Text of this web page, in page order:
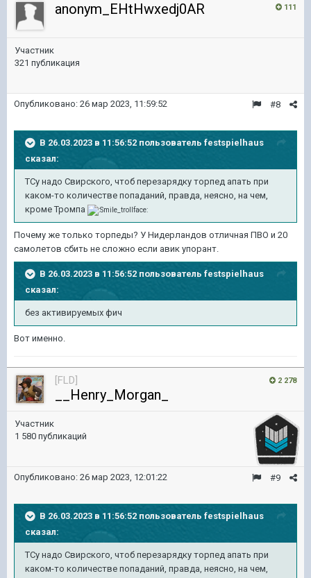
111
anonym_EHtHwxedj0AR
Участник
321 публикация
#8
Опубликовано: 26 мар 2023, 11:59:52
В 26.03.2023 в 11:56:52 пользователь festspielhaus
сказал:
ТСу надо Свирского, чтоб перезарядку торпед апать при
каком-то количестве попаданий, правда, неясно, на чем,
кроме Тромпа
Почему же только торпеды? У Нидерландов отличная ПВО и 20
самолетов сбить не сложно если авик упорант.
В 26.03.2023 в 11:56:52 пользователь festspielhaus
сказал:
без активируемых фич
Вот именно.
2 278
[FLD]
__Henry_Morgan_
Участник
1 580 публикаций
#9
Опубликовано: 26 мар 2023, 12:01:22
В 26.03.2023 в 11:56:52 пользователь festspielhaus
сказал:
ТСу надо Свирского, чтоб перезарядку торпед апать при
каком-то количестве попаданий, правда, неясно, на чем,